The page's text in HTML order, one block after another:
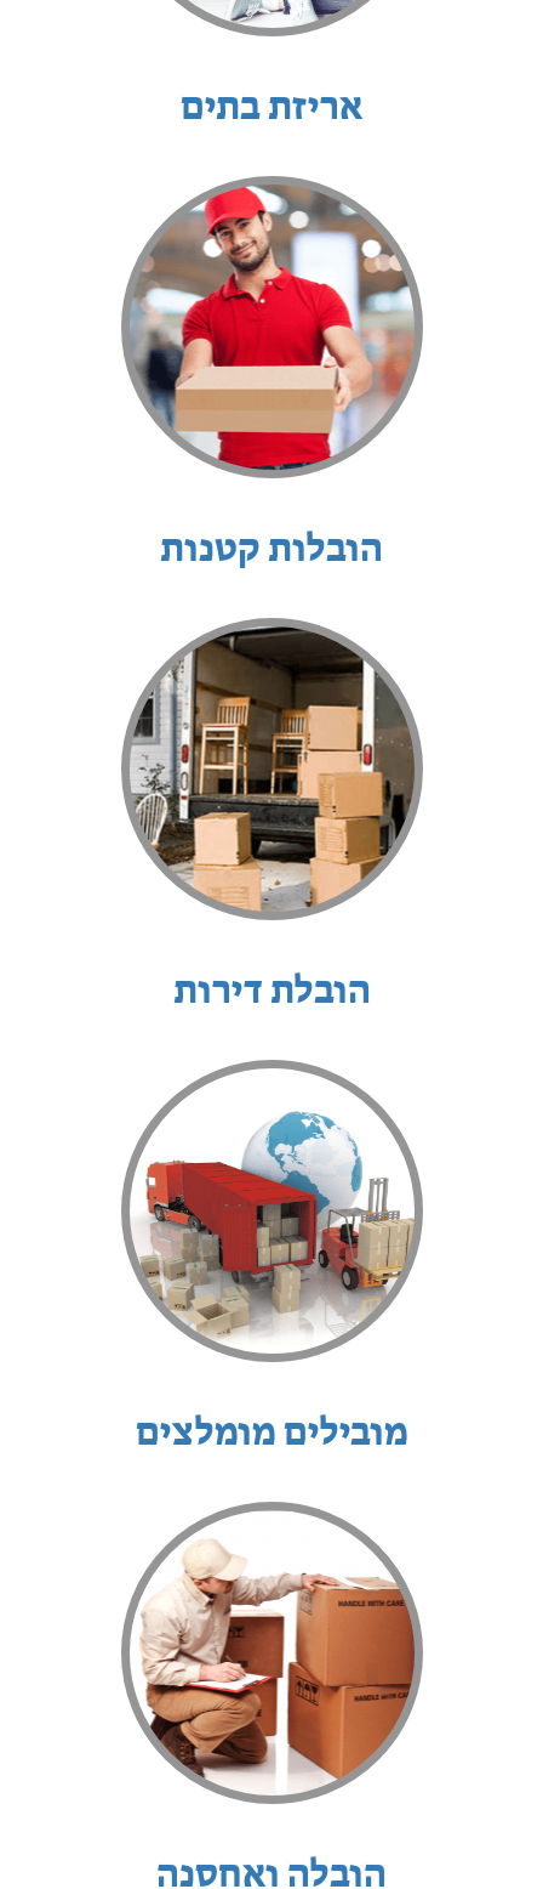
אריזת בתים
הובלות קטנות
הובלת דירות
מובילים מומלצים
הובלה ואחסנה